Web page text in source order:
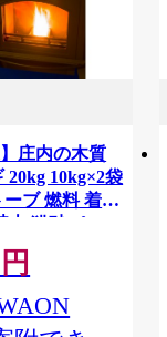
】庄内の木質
20kg 10kg×2袋
ブ 燃料 着火
猫砂 ペッ
ペレット 人
円